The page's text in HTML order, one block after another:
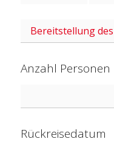
Anzahl Personen
Rückreisedatum